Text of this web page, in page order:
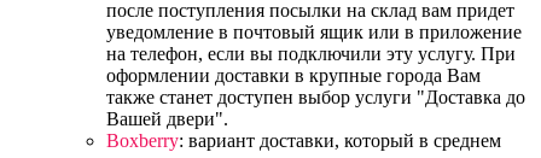
после поступления посылки на склад вам придет
уведомление в почтовый ящик или в приложение
на телефон, если вы подключили эту услугу. При
оформлении доставки в крупные города Вам
также станет доступен выбор услуги "Доставка до
Вашей двери".
Boxberry: вариант доставки, который в среднем